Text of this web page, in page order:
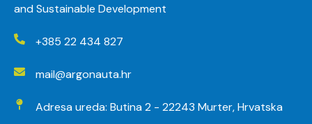
and Sustainable Development
+385 22 434 827
mail@argonauta.hr
Adresa ureda: Butina 2 - 22243 Murter, Hrvatska